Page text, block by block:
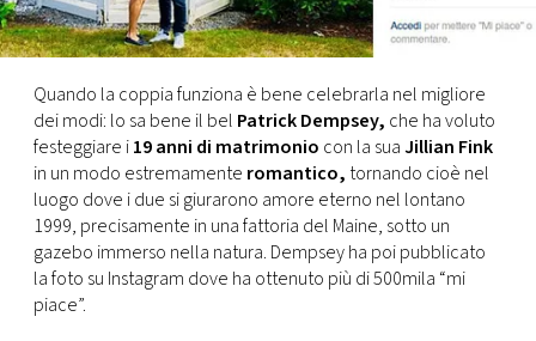
PRINCIPATO
DI
MONACO
RMC
CONSIGLIA
Quando la coppia funziona è bene celebrarla nel migliore
dei modi: lo sa bene il bel Patrick Dempsey, che ha voluto
festeggiare i19 anni di matrimonio con la suaJillian Fink
in un modo estremamente romantico, tornando cioè nel
luogo dove i due si giurarono amore eterno nel lontano
1999, precisamente in una fattoria del Maine, sotto un
gazebo immerso nella natura. Dempsey ha poi pubblicato
la foto su Instagram dove ha ottenuto più di 500mila “mi
piace”.